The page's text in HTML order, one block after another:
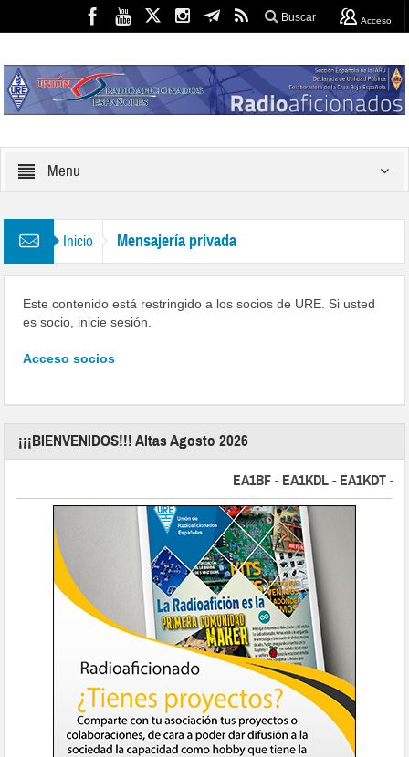
Buscar Acceso
Menu
Inicio Mensajería privada
Este contenido está restringido a los socios de URE. Si usted
es socio, inicie sesión.
Acceso socios
¡¡¡BIENVENIDOS!!! Altas Agosto 2026
EA1BF - EA1KDL - EA1KDT -